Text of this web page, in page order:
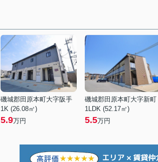
磯城郡田原本町大字阪手
1K (26.08㎡)
5.9万円
磯城郡田原本町大字新町
1LDK (52.17㎡)
5.5万円